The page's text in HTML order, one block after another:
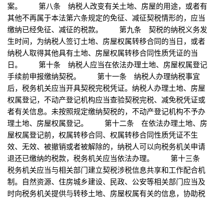
案。 第八条 纳税人改变有关土地、房屋的用途，或者有
其他不再属于本法第六条规定的免征、减征契税情形的，应当
缴纳已经免征、减征的税款。 第九条 契税的纳税义务发
生时间，为纳税人签订土地、房屋权属转移合同的当日，或者
纳税人取得其他具有土地、房屋权属转移合同性质凭证的当
日。 第十条 纳税人应当在依法办理土地、房屋权属登记
手续前申报缴纳契税。 第十一条 纳税人办理纳税事宜
后，税务机关应当开具契税完税凭证。纳税人办理土地、房屋
权属登记，不动产登记机构应当查验契税完税、减免税凭证或
者有关信息。未按照规定缴纳契税的，不动产登记机构不予办
理土地、房屋权属登记。 第十二条 在依法办理土地、房
屋权属登记前，权属转移合同、权属转移合同性质凭证不生
效、无效、被撤销或者被解除的，纳税人可以向税务机关申请
退还已缴纳的税款，税务机关应当依法办理。 第十三条
税务机关应当与相关部门建立契税涉税信息共享和工作配合机
制。自然资源、住房城乡建设、民政、公安等相关部门应当及
时向税务机关提供与转移土地、房屋权属有关的信息，协助税